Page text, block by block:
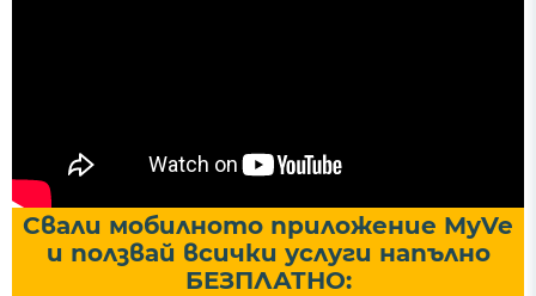
Свали мобилното приложение MyVe
и ползвай всички услуги напълно
БЕЗПЛАТНО: